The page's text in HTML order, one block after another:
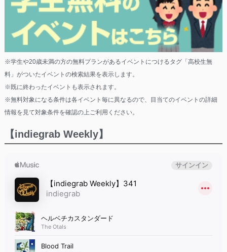
※学生や20歳未満の方の無料プランがあるイベントにつけるタグ「高校生無
料」がついたイベントの検索結果を表示します。
※既に終わったイベントも表示されます。
※無料対象になる条件は各イベント毎に異なるので、目当てのイベントの詳細
情報を見て対象条件を確認の上ご利用ください。
【indiegrab Weekly】